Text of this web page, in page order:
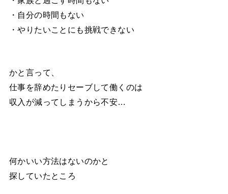
・自分の時間もない
・やりたいことにも挑戦できない
かと言って、
仕事を辞めたりセーブして働くのは
収入が減ってしまうから不安…
何かいい方法はないのかと
探していたところ